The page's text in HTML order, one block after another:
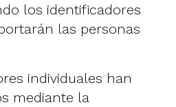
los identificadores
las personas
individuales han
mediante la